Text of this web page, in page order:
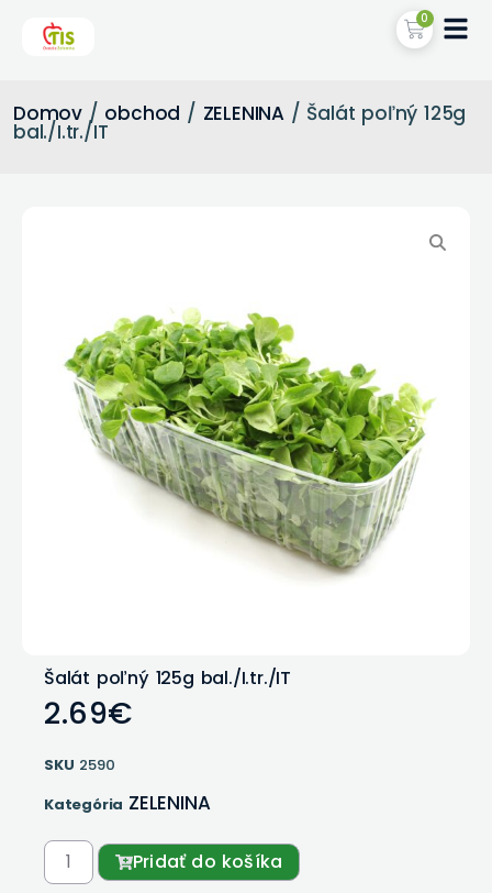
0
Domov / obchod / ZELENINA / Šalát poľný 125g
bal./I.tr./IT
Šalát poľný 125g bal./I.tr./IT
2.69€
SKU 2590
Kategória ZELENINA
Pridať do košíka